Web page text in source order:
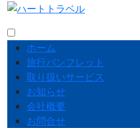
ホーム
旅行パンフレット
取り扱いサービス
お知らせ
会社概要
お問合せ